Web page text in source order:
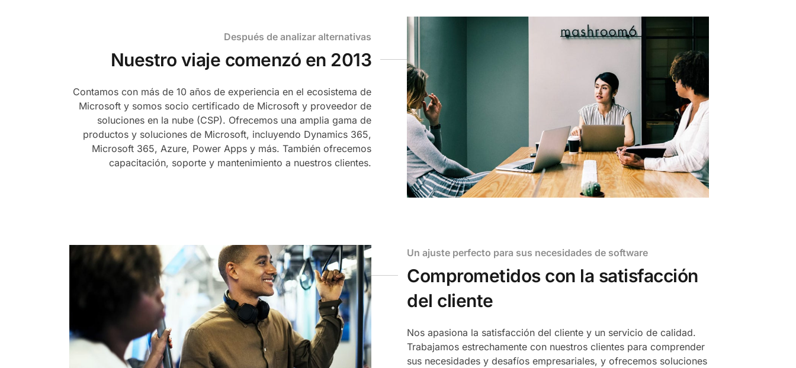
Después de analizar alternativas
Nuestro viaje comenzó en 2013
Contamos con más de 10 años de experiencia en el ecosistema de
Microsoft y somos socio certificado de Microsoft y proveedor de
soluciones en la nube (CSP). Ofrecemos una amplia gama de
productos y soluciones de Microsoft, incluyendo Dynamics 365,
Microsoft 365, Azure, Power Apps y más. También ofrecemos
capacitación, soporte y mantenimiento a nuestros clientes.
Un ajuste perfecto para sus necesidades de software
Comprometidos con la satisfacción
del cliente
Nos apasiona la satisfacción del cliente y un servicio de calidad.
Trabajamos estrechamente con nuestros clientes para comprender
sus necesidades y desafíos empresariales, y ofrecemos soluciones